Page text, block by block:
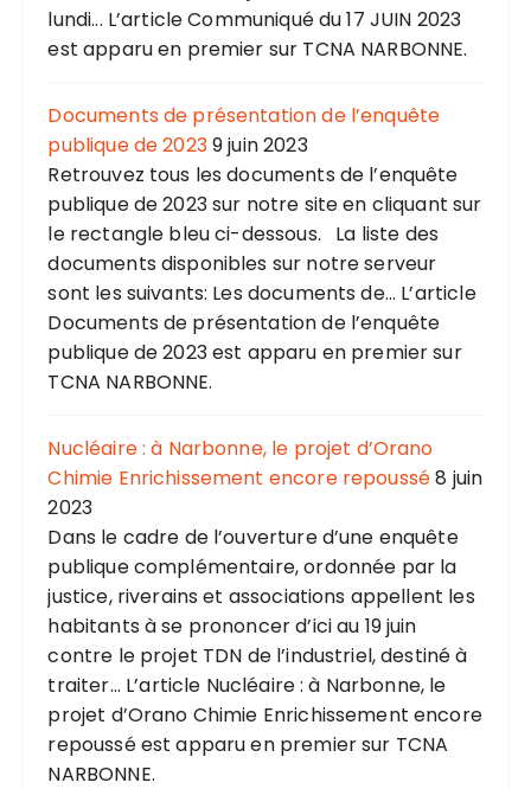
lundi... L’article Communiqué du 17 JUIN 2023
est apparu en premier sur TCNA NARBONNE.
Documents de présentation de l’enquête
publique de 20239 juin 2023
Retrouvez tous les documents de l’enquête
publique de 2023 sur notre site en cliquant sur
le rectangle bleu ci-dessous. La liste des
documents disponibles sur notre serveur
sont les suivants: Les documents de... L’article
Documents de présentation de l’enquête
publique de 2023 est apparu en premier sur
TCNA NARBONNE.
Nucléaire : à Narbonne, le projet d’Orano
Chimie Enrichissement encore repoussé8 juin
2023
Dans le cadre de l’ouverture d’une enquête
publique complémentaire, ordonnée par la
justice, riverains et associations appellent les
habitants à se prononcer d’ici au 19 juin
contre le projet TDN de l’industriel, destiné à
traiter... L’article Nucléaire : à Narbonne, le
projet d’Orano Chimie Enrichissement encore
repoussé est apparu en premier sur TCNA
NARBONNE.